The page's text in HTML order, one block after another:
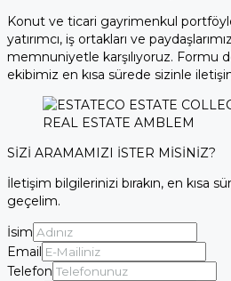
Konut ve ticari gayrimenkul
yatırımcı, iş ortakları ve
memnuniyetle karşılıyoruz. Formu
ekibimiz en kısa sürede sizinle
SİZİ ARAMAMIZI İSTER MİSİNİZ?
İletişim bilgilerinizi bırakın, en kısa
geçelim.
İsim
Email
Telefon